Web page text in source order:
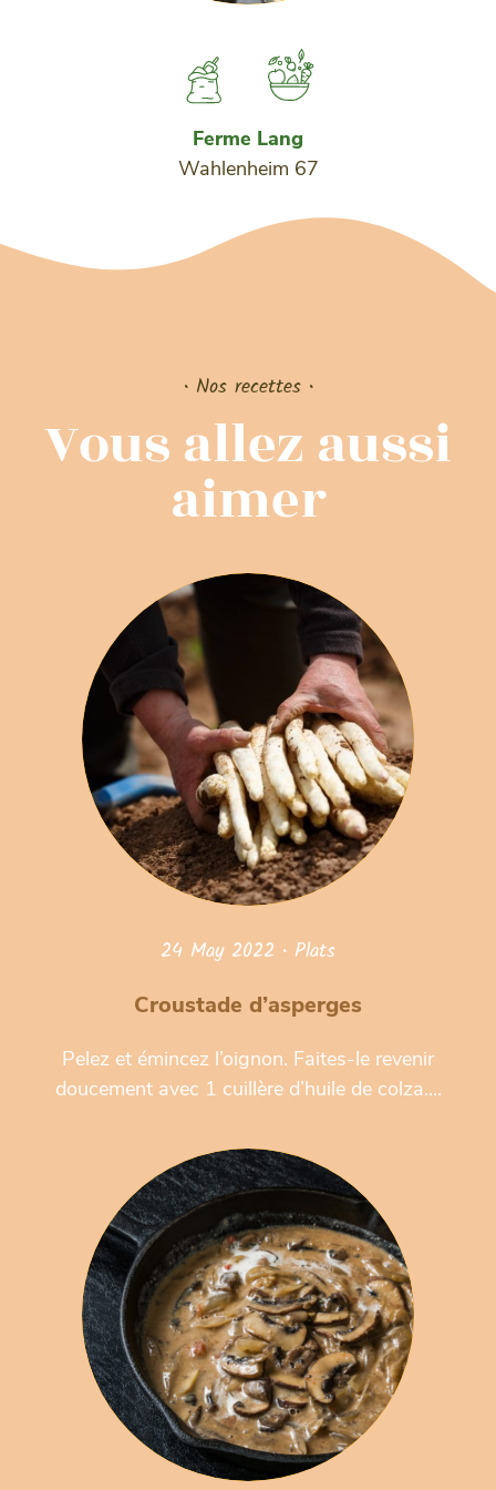
Ferme Lang
Wahlenheim 67
• Nos recettes •
Vous allez aussi
aimer
24 May 2022 • Plats
Croustade d’asperges
Pelez et émincez l’oignon. Faites-le revenir
doucement avec 1 cuillère d’huile de colza....